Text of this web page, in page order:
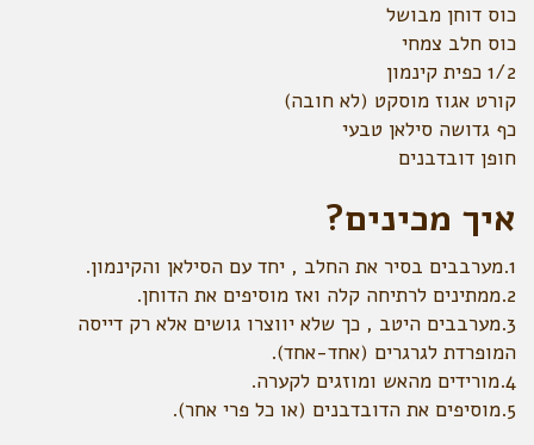
כוס דוחן מבושל
כוס חלב צמחי
1/2 כפית קינמון
קורט אגוז מוסקט (לא חובה)
כף גדושה סילאן טבעי
חופן דובדבנים
איך מכינים?
1.מערבבים בסיר את החלב , יחד עם הסילאן והקינמון.
2.ממתינים לרתיחה קלה ואז מוסיפים את הדוחן.
3.מערבבים היטב , כך שלא יווצרו גושים אלא רק דייסה
המופרדת לגרגרים (אחד-אחד).
4.מורידים מהאש ומוזגים לקערה.
5.מוסיפים את הדובדבנים (או כל פרי אחר).